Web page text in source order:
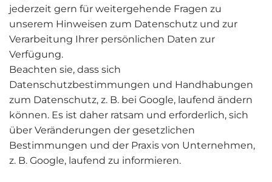
jederzeit gern für weitergehende Fragen zu
unserem Hinweisen zum Datenschutz und zur
Verarbeitung Ihrer persönlichen Daten zur
Verfügung.
Beachten sie, dass sich
Datenschutzbestimmungen und Handhabungen
zum Datenschutz, z. B. bei Google, laufend ändern
können. Es ist daher ratsam und erforderlich, sich
über Veränderungen der gesetzlichen
Bestimmungen und der Praxis von Unternehmen,
z. B. Google, laufend zu informieren.